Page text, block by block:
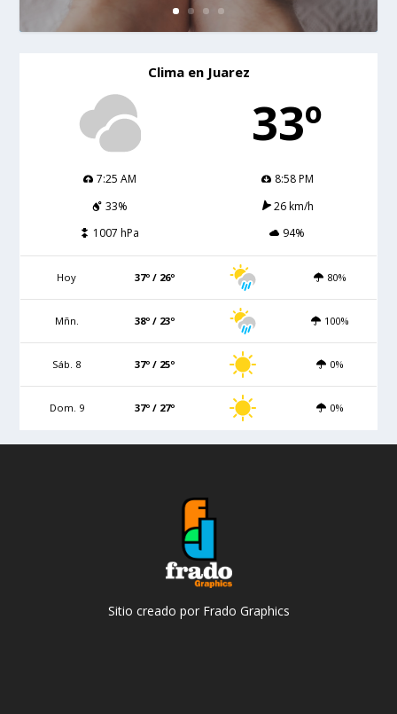
Clima en Juarez
33º
7:25 AM
8:58 PM
33%
26 km/h
1007 hPa
94%
Hoy 37º / 26º 80%
Mñn. 38º / 23º 100%
Sáb. 8 37º / 25º 0%
Dom. 9 37º / 27º 0%
Sitio creado por Frado Graphics